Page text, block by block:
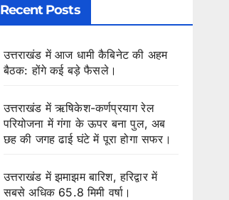
Recent Posts
उत्तराखंड में आज धामी कैबिनेट की अहम
बैठक: होंगे कई बड़े फैसले।
उत्तराखंड में ऋषिकेश-कर्णप्रयाग रेल
परियोजना में गंगा के ऊपर बना पुल, अब
छह की जगह ढाई घंटे में पूरा होगा सफर।
उत्तराखंड में झमाझम बारिश, हरिद्वार में
सबसे अधिक 65.8 मिमी वर्षा।